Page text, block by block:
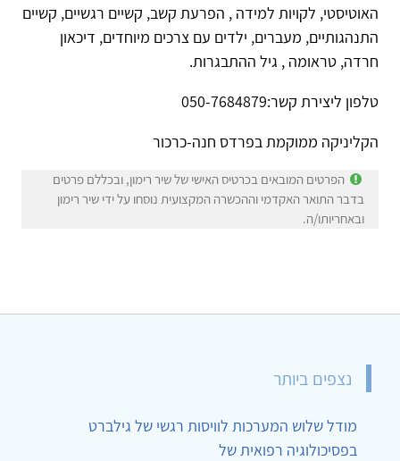
האוטיסטי, לקויות למידה , הפרעת קשב, קשיים רגשיים, קשיים
התנהגותיים, מעברים, ילדים עם צרכים מיוחדים, דיכאון
חרדה, טראומה , גיל ההתבגרות.
טלפון ליצירת קשר:050-7684879
הקליניקה ממוקמת בפרדס חנה-כרכור
הפרטים המובאים בכרטיס האישי של שיר רימון, ובכללם פרטים
בדבר התואר האקדמי וההכשרה המקצועית נוסחו על ידי שיר רימון
ובאחריותו/ה.
נצפים ביותר
מודל שלוש המערכות לוויסות רגשי של גילברט
בפסיכולוגיה רפואית של